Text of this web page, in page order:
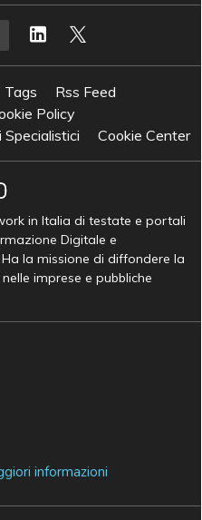
Tags
Rss Feed
Policy
Cookie Center
in Italia di testate e portali
Digitale e
la missione di diffondere la
imprese e pubbliche
informazioni